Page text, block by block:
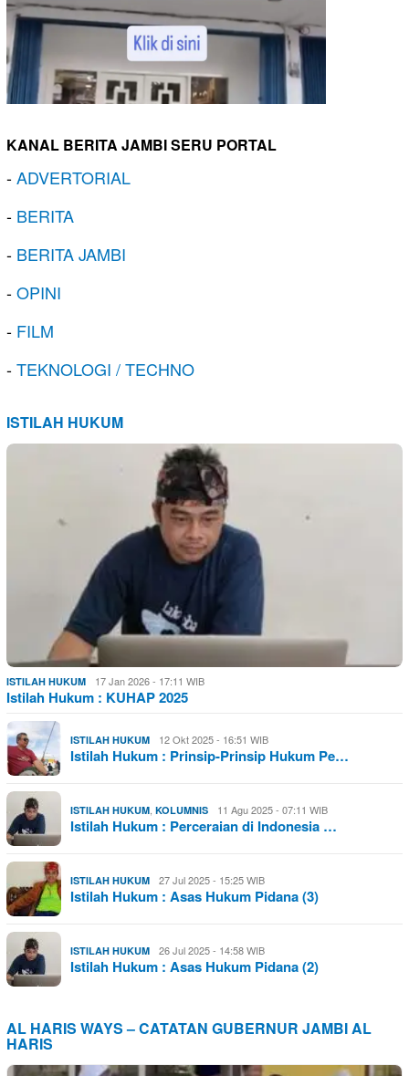
KANAL BERITA JAMBI SERU PORTAL
-ADVERTORIAL
- BERITA
- BERITA JAMBI
-OPINI
- FILM
-TEKNOLOGI / TECHNO
ISTILAH HUKUM
ISTILAH HUKUM 17 Jan 2026 - 17:11 WIB
Istilah Hukum : KUHAP 2025
ISTILAH HUKUM 12 Okt 2025 - 16:51 WIB
Istilah Hukum : Prinsip-Prinsip Hukum Pe…
ISTILAH HUKUM, KOLUMNIS 11 Agu 2025 - 07:11 WIB
Istilah Hukum : Perceraian di Indonesia …
ISTILAH HUKUM 27 Jul 2025 - 15:25 WIB
Istilah Hukum : Asas Hukum Pidana (3)
ISTILAH HUKUM 26 Jul 2025 - 14:58 WIB
Istilah Hukum : Asas Hukum Pidana (2)
AL HARIS WAYS – CATATAN GUBERNUR JAMBI AL
HARIS